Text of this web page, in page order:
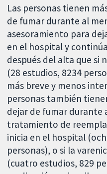
Las personas tienen
de fumar durante al
asesoramiento para
en el hospital y
después del alta que si
(28 estudios, 8234
más breve y menos
personas también
dejar de fumar durante
tratamiento de
inicia en el hospital
personas), o si la
(cuatro estudios, 829